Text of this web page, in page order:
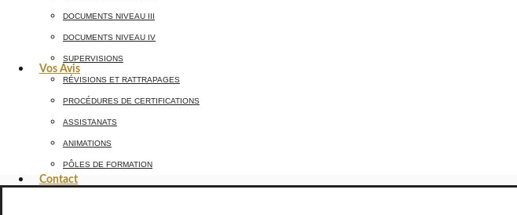
Vos Avis
Contact
DOCUMENTS NIVEAU III
DOCUMENTS NIVEAU IV
SUPERVISIONS
RÉVISIONS ET RATTRAPAGES
PROCÉDURES DE CERTIFICATIONS
ASSISTANATS
ANIMATIONS
PÔLES DE FORMATION